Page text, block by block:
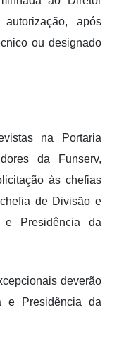
após
ou designado
na Portaria
da Funserv,
às chefias
de Divisão e
e Presidência da
deverão
e Presidência da